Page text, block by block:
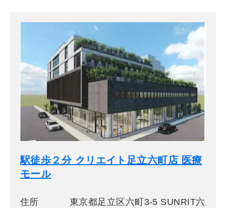
駅徒歩２分 クリエイト足立六町店 医療
モール
住所
東京都足立区六町3-5 SUNRIT六